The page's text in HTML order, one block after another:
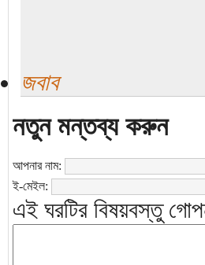
জবাব
নতুন মন্তব্য করুন
আপনার নাম:
ই-মেইল:
এই ঘরটির বিষয়বস্তু